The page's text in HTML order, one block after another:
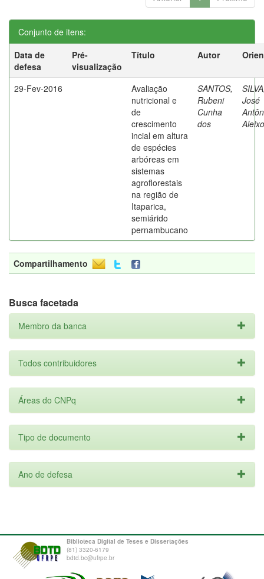
Conjunto de itens:
Data de
defesa
Pré-
visualização
Título Autor
29-Fev-2016
Avaliação
nutricional e
de
crescimento
incial em altura
de espécies
arbóreas em
sistemas
agroflorestais
na região de
Itaparica,
semiárido
pernambucano
SANTOS,
Rubeni
Cunha
dos
José
Compartilhamento
Busca facetada
Membro da banca
Todos contribuidores
Áreas do CNPq
Tipo de documento
Ano de defesa
Biblioteca Digital de Teses e Dissertações
(81) 3320-6179
bdtd.bc@ufrpe.br